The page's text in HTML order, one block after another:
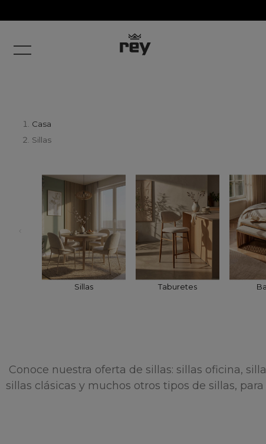
Casa
Sillas
Sillas Taburetes
Conoce nuestra oferta de sillas: sillas oficina,
sillas clásicas y muchos otros tipos de sillas,